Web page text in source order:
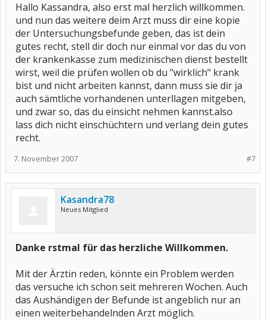
Hallo Kassandra, also erst mal herzlich willkommen.
und nun das weitere deim Arzt muss dir eine kopie
der Untersuchungsbefunde geben, das ist dein
gutes recht, stell dir doch nur einmal vor das du von
der krankenkasse zum medizinischen dienst bestellt
wirst, weil die prüfen wollen ob du "wirklich" krank
bist und nicht arbeiten kannst, dann muss sie dir ja
auch sämtliche vorhandenen unterllagen mitgeben,
und zwar so, das du einsicht nehmen kannst.also
lass dich nicht einschüchtern und verlang dein gutes
recht.
#7
7. November 2007
Kasandra78
Neues Mitglied
Danke rstmal für das herzliche Willkommen.
Mit der Ärztin reden, könnte ein Problem werden
das versuche ich schon seit mehreren Wochen. Auch
das Aushändigen der Befunde ist angeblich nur an
einen weiterbehandelnden Arzt möglich.